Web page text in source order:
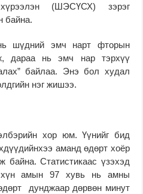
(ШЭСҮСХ) зэрэг
байна.
шүдний эмч нарт фторын
дараа нь эмч нар тэрхүү
байлаа. Энэ бол худал
нэг жишээ.
хор юм. Үүнийг бид
аманд өдөрт хоёр
Статистикаас үзэхэд
хүн амын 97 хувь нь амны
дунджаар дөрвөн минут